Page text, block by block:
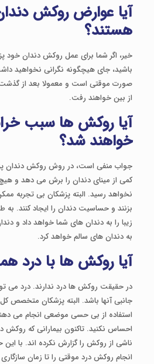
آیا عوارض روکش
هستند؟
خیر، اگر شما برای عمل روکش دندان خود
باشید، جای هیچگونه نگرانی نخواهید
صورت موقتی است و معمولا بعد از گذشت
از بین خواهند رفت.
آیا روکش ها سبب
خواهند شد؟
جواب منفی است، در روش روکش دندان
کمی از مینای دندان را برش می دهد و
نخواهد رسید. البته پزشکان بی تجربه
بزنند و حساسیت دندان را ایجاد کنند.
زیبا را به دندان های شما خواهد داد و
به دندان های سالم خواهد کرد.
آیا روکش ها با درد
در حقیقت روکش ها درد ندارند. درد می
جانبی آنها باشد. البته پزشکان متخصص
استفاده از بی حسی موضعی انجام می
احساس نکنید. تاکنون بیمارانی که روکش
ناشی از روکش را گزارش نکرده اند. با
انجام روکش درد موقتی را تا زمان